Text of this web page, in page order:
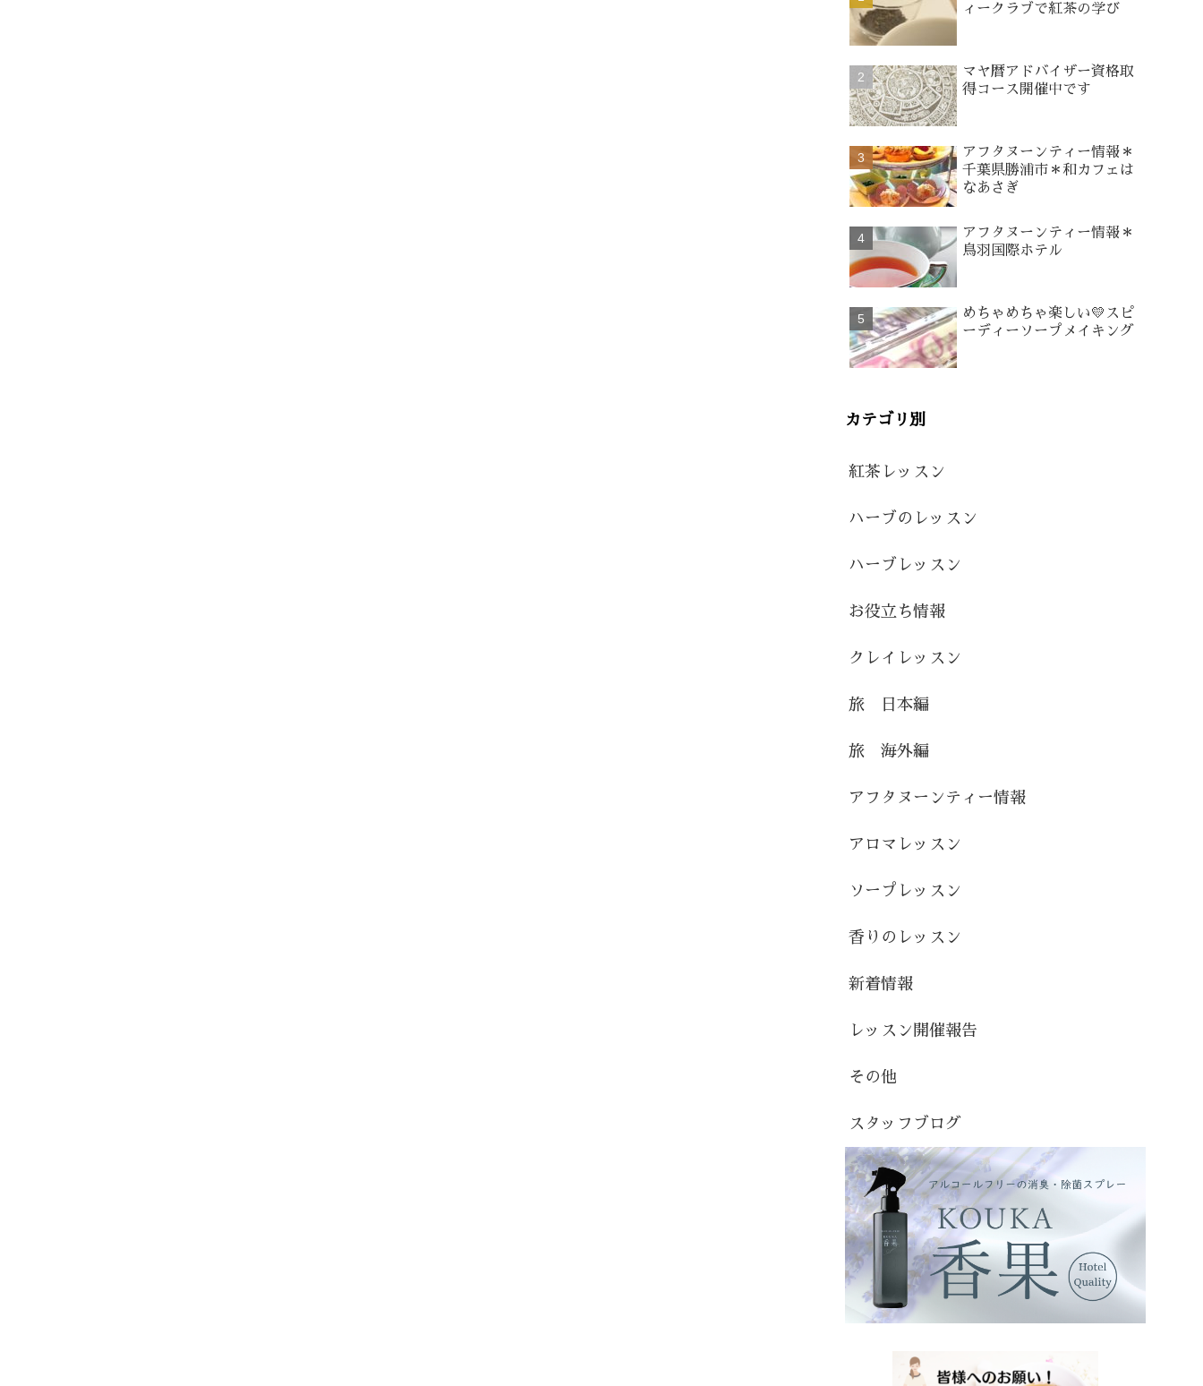
ィークラブで紅茶の学び
マヤ暦アドバイザー資格取
得コース開催中です
アフタヌーンティー情報＊
千葉県勝浦市＊和カフェは
なあさぎ
アフタヌーンティー情報＊
鳥羽国際ホテル
めちゃめちゃ楽しい💛スピ
ーディーソープメイキング
カテゴリ別
紅茶レッスン
ハーブのレッスン
ハーブレッスン
お役立ち情報
クレイレッスン
旅 日本編
旅 海外編
アフタヌーンティー情報
アロマレッスン
ソープレッスン
香りのレッスン
新着情報
レッスン開催報告
その他
スタッフブログ